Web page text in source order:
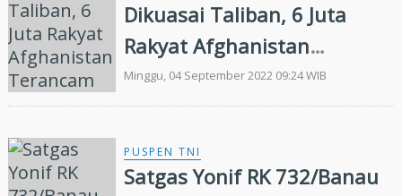
Dikuasai Taliban, 6 Juta
Rakyat Afghanistan
Terancam Kelaparan
Minggu, 04 September 2022 09:24 WIB
PUSPEN TNI
Satgas Yonif RK 732/Banau